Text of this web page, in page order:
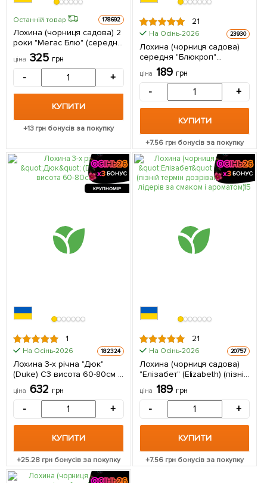
Останній товар 178692
Лохина (чорниця садова) 2
роки "Мегас Блю" (середній
термін дозрівання) С2
висота 50-60см 1
саджанець в упаковці
ціна 325 грн
- +
КУПИТИ
+13грн бонусів за покупку
21
На Осінь-2026 23930
Лохина (чорниця садова)
середня "Блюкроп"
(Bluecrop) (середній термін
дозрівання, дуже стійкий
до хвороб, посухи та
морозів) 1 саджанець в
упаковці
ціна 189 грн
- +
КУПИТИ
+7.56 грн бонусів за покупку
КРУПНОМІР
1
На Осінь-2026 182324
Лохина 3-х річна "Дюк"
(Duke) С3 висота 60-80см 1
саджанець в упаковці
ціна 632 грн
- +
КУПИТИ
+25.28грн бонусів за покупку
21
На Осінь-2026 20757
Лохина (чорниця садова)
"Елізабет" (Elizabeth) (пізній
термін дозрівання, один з
лідерів за смаком і
упаковці
ціна 189 грн
- +
КУПИТИ
+7.56 грн бонусів за покупку